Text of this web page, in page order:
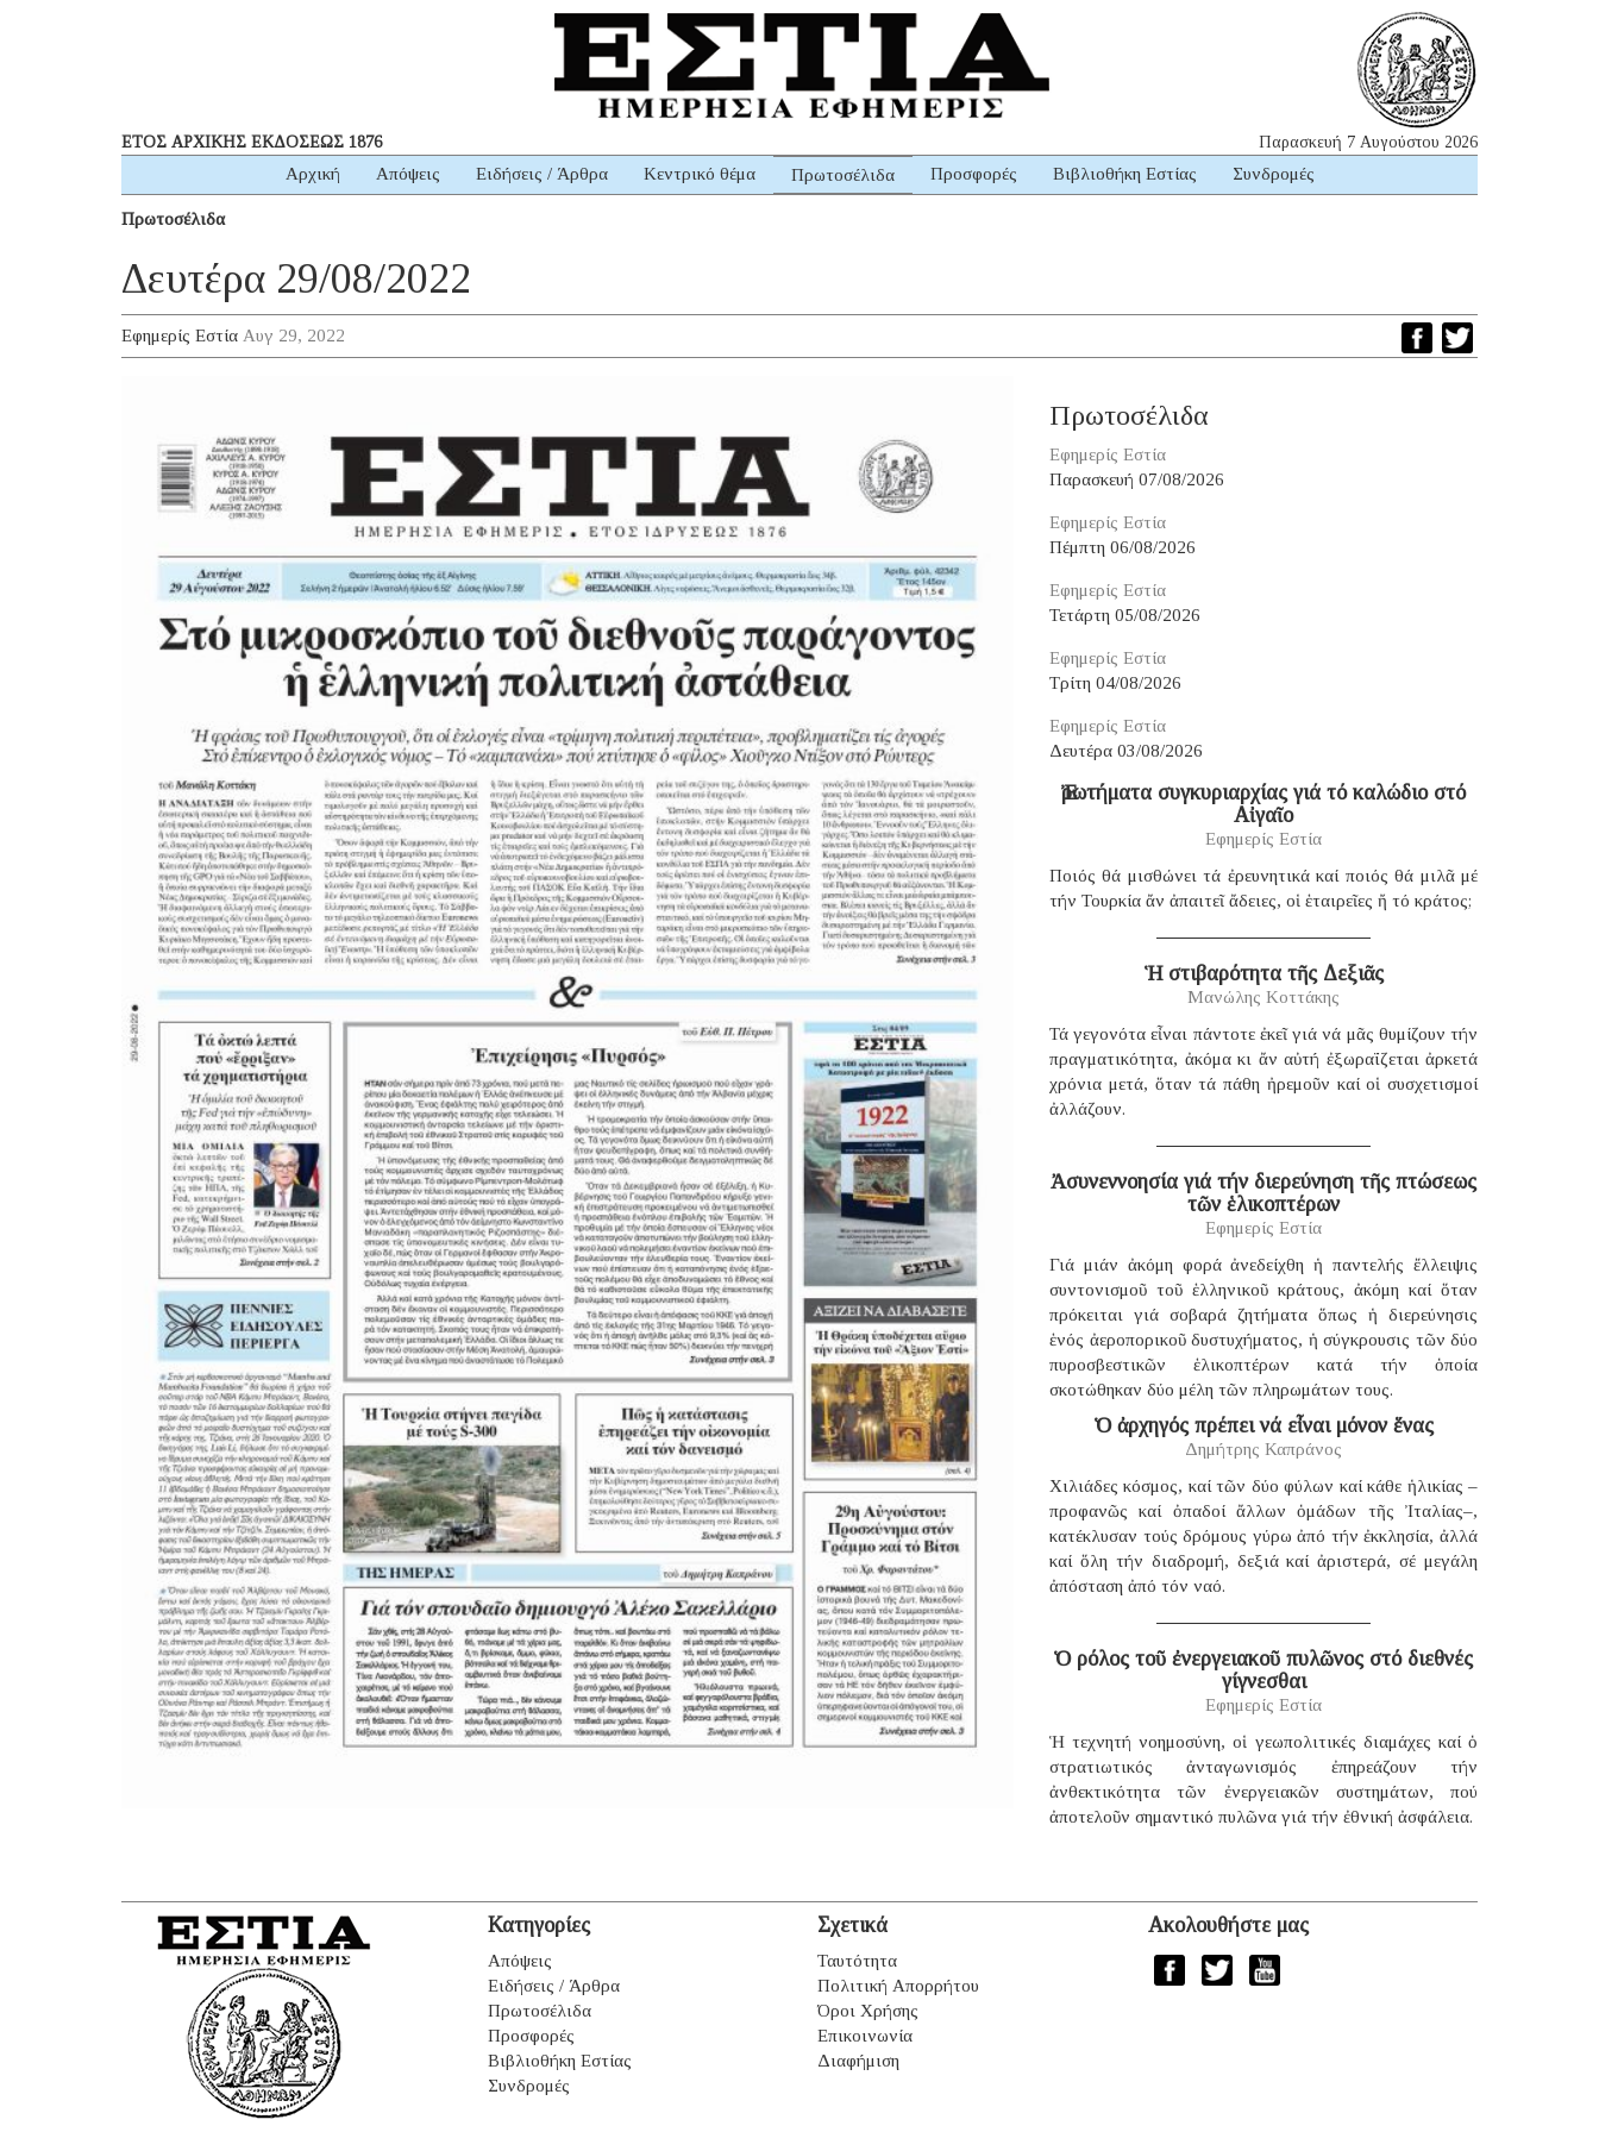
ΕΤΟΣ ΑΡΧΙΚΗΣ ΕΚΔΟΣΕΩΣ 1876 Παρασκευή 7 Αυγούστου 2026
Αρχική Απόψεις Ειδήσεις / Άρθρα Κεντρικό θέμα Πρωτοσέλιδα Προσφορές Βιβλιοθήκη Εστίας Συνδρομές
Πρωτοσέλιδα
Δευτέρα 29/08/2022
Εφημερίς Εστία Αυγ 29, 2022
Πρωτοσέλιδα
Εφημερίς Εστία
Παρασκευή 07/08/2026
Εφημερίς Εστία
Πέμπτη 06/08/2026
Εφημερίς Εστία
Τετάρτη 05/08/2026
Εφημερίς Εστία
Τρίτη 04/08/2026
Εφημερίς Εστία
Δευτέρα 03/08/2026
Ἐρωτήματα συγκυριαρχίας γιά τό καλώδιο στό
Αἰγαῖο
Εφημερίς Εστία
Ποιός θά μισθώνει τά ἐρευνητικά καί ποιός θά μιλᾶ μέ
τήν Τουρκία ἄν ἀπαιτεῖ ἄδειες, οἱ ἑταιρεῖες ἤ τό κράτος;
Ἡ στιβαρότητα τῆς Δεξιᾶς
Μανώλης Κοττάκης
Τά γεγονότα εἶναι πάντοτε ἐκεῖ γιά νά μᾶς θυμίζουν τήν
πραγματικότητα, ἀκόμα κι ἄν αὐτή ἐξωραΐζεται ἀρκετά
χρόνια μετά, ὅταν τά πάθη ἠρεμοῦν καί οἱ συσχετισμοί
ἀλλάζουν.
Ἀσυνεννοησία γιά τήν διερεύνηση τῆς πτώσεως
τῶν ἑλικοπτέρων
Εφημερίς Εστία
Γιά μιάν ἀκόμη φορά ἀνεδείχθη ἡ παντελής ἔλλειψις
συντονισμοῦ τοῦ ἑλληνικοῦ κράτους, ἀκόμη καί ὅταν
πρόκειται γιά σοβαρά ζητήματα ὅπως ἡ διερεύνησις
ἑνός ἀεροπορικοῦ δυστυχήματος, ἡ σύγκρουσις τῶν δύο
πυροσβεστικῶν ἑλικοπτέρων κατά τήν ὁποία
σκοτώθηκαν δύο μέλη τῶν πληρωμάτων τους.
Ὁ ἀρχηγός πρέπει νά εἶναι μόνον ἕνας
Δημήτρης Καπράνος
Χιλιάδες κόσμος, καί τῶν δύο φύλων καί κάθε ἡλικίας –
προφανῶς καί ὀπαδοί ἄλλων ὁμάδων τῆς Ἰταλίας–,
κατέκλυσαν τούς δρόμους γύρω ἀπό τήν ἐκκλησία, ἀλλά
καί ὅλη τήν διαδρομή, δεξιά καί ἀριστερά, σέ μεγάλη
ἀπόσταση ἀπό τόν ναό.
Ὁ ρόλος τοῦ ἐνεργειακοῦ πυλῶνος στό διεθνές
γίγνεσθαι
Εφημερίς Εστία
Ἡ τεχνητή νοημοσύνη, οἱ γεωπολιτικές διαμάχες καί ὁ
στρατιωτικός ἀνταγωνισμός ἐπηρεάζουν τήν
ἀνθεκτικότητα τῶν ἐνεργειακῶν συστημάτων, πού
ἀποτελοῦν σημαντικό πυλῶνα γιά τήν ἐθνική ἀσφάλεια.
Κατηγορίες
Απόψεις
Ειδήσεις / Άρθρα
Πρωτοσέλιδα
Προσφορές
Βιβλιοθήκη Εστίας
Συνδρομές
Σχετικά
Ταυτότητα
Πολιτική Απορρήτου
Όροι Χρήσης
Επικοινωνία
Διαφήμιση
Ακολουθήστε μας